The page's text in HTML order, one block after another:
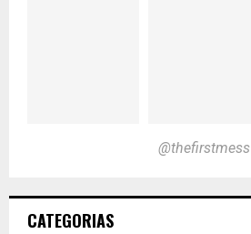
@thefirstmess
CATEGORIAS